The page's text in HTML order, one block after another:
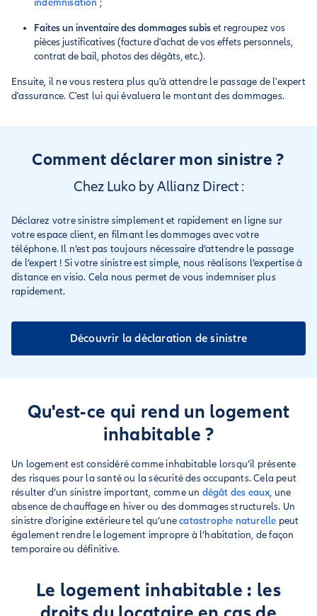
indemnisation ;
Faites un inventaire des dommages subiset regroupez vos
pièces justificatives (facture d'achat de vos effets personnels,
contrat de bail, photos des dégâts, etc.).
Ensuite, il ne vous restera plus qu'à attendre le passage de l'expert
d'assurance. C'est lui qui évaluera le montant des dommages.
Comment déclarer mon sinistre ?
Chez Luko by Allianz Direct :
Déclarez votre sinistre simplement et rapidement en ligne sur
votre espace client, en filmant les dommages avec votre
téléphone. Il n’est pas toujours nécessaire d’attendre le passage
de l’expert ! Si votre sinistre est simple, nous réalisons l’expertise à
distance en visio. Cela nous permet de vous indemniser plus
rapidement.
Découvrir la déclaration de sinistre
Qu'est-ce qui rend un logement
inhabitable ?
Un logement est considéré comme inhabitable lorsqu’il présente
des risques pour la santé ou la sécurité des occupants. Cela peut
résulter d’un sinistre important, comme un dégât des eaux, une
absence de chauffage en hiver ou des dommages structurels. Un
sinistre d’origine extérieure tel qu’unecatastrophe naturelle peut
également rendre le logement impropre à l’habitation, de façon
temporaire ou définitive.
Le logement inhabitable : les